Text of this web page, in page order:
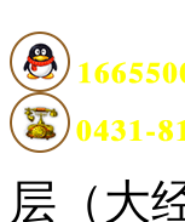
层（大